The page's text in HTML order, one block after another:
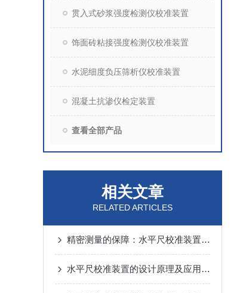
贯入式砂浆强度检测仪校准装置
饰面砖粘接强度检测仪校准装置
水泥细度负压筛析仪校准装置
混凝土抗渗仪检定装置
查看全部产品
相关文章
RELATED ARTICLES
精密测量的保障：水平尺校准装置的多种应用
水平尺校准装置的设计原理及应用领域